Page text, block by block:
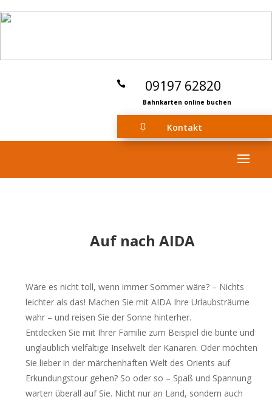
 09197 62820
Bahnkarten online buchen
 Kontakt
Auf nach AIDA
Wäre es nicht toll, wenn immer Sommer wäre? – Nichts
leichter als das! Machen Sie mit AIDA Ihre Urlaubsträume
wahr – und reisen Sie der Sonne hinterher.
Entdecken Sie mit Ihrer Familie zum Beispiel die bunte und
unglaublich vielfältige Inselwelt der Kanaren. Oder möchten
Sie lieber in der märchenhaften Welt des Orients auf
Erkundungstour gehen? So oder so – Spaß und Spannung
warten überall auf Sie. Nicht nur an Land, sondern auch